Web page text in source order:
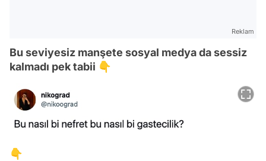
Reklam
Bu seviyesiz manşete sosyal medya da sessiz
kalmadı pek tabii 👇
👇